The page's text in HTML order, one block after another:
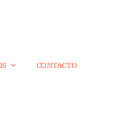
CONTACTO